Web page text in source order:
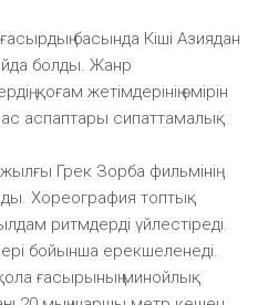
басында Кіші Азиядан
болды. Жанр
қоғам жетімдерінің өмірін
аспаптары сипаттамалық
Грек Зорба фильмінің
Хореография топтық
ритмдерді үйлестіреді.
бойынша ерекшеленеді.
ғасырының минойлық